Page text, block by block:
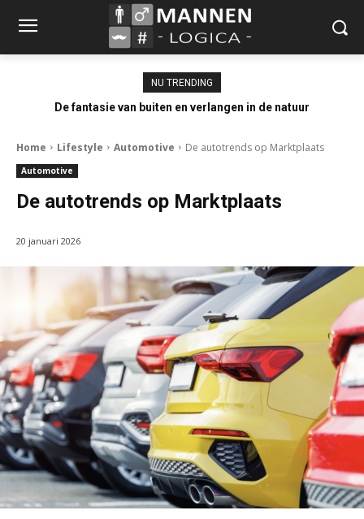
NU TRENDING
De fantasie van buiten en verlangen in de natuur
Home Lifestyle Automotive De autotrends op Marktplaats
Automotive
De autotrends op Marktplaats
20 januari 2026